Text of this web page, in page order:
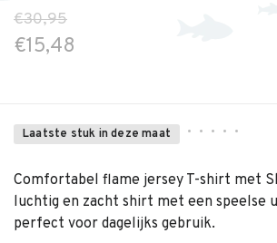
€30,95
€15,48
Laatste stuk in deze maat • • • • •
Comfortabel flame jersey T-shirt met
luchtig en zacht shirt met een speelse
perfect voor dagelijks gebruik.